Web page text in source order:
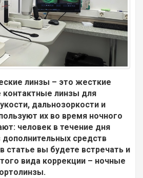
линзы – это жесткие
линзы для
дальнозоркости и
их во время ночного
человек в течение дня
средств
статье вы будете встречать и
вида коррекции – ночные